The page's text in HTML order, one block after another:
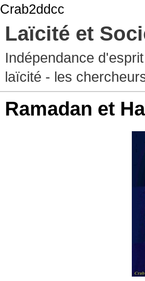
Crab2ddcc
Laïcité et
Indépendance
laïcité - les
Ramadan et